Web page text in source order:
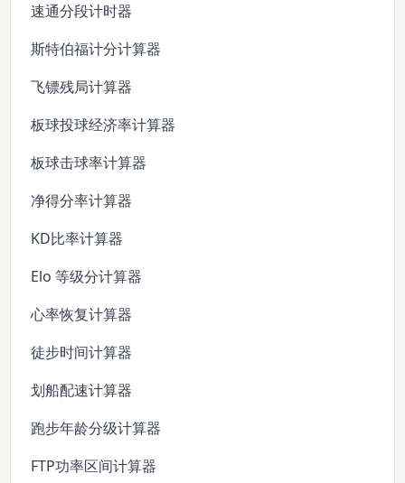
速通分段计时器
斯特伯福计分计算器
飞镖残局计算器
板球投球经济率计算器
板球击球率计算器
净得分率计算器
KD比率计算器
Elo 等级分计算器
心率恢复计算器
徒步时间计算器
划船配速计算器
跑步年龄分级计算器
FTP功率区间计算器